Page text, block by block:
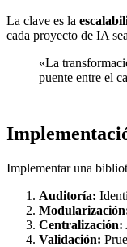
La clave es la
cada proyecto de IA
«La
puente entre el
Implementar una
Auditoría:
Centralización:
Validación: